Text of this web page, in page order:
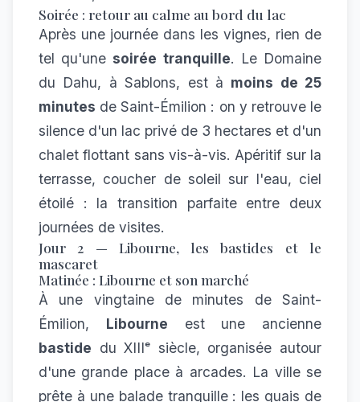
Soirée : retour au calme au bord du lac
Après une journée dans les vignes, rien de
tel qu'une soirée tranquille. Le Domaine
du Dahu, à Sablons, est à moins de 25
minutes de Saint-Émilion : on y retrouve le
silence d'un lac privé de 3 hectares et d'un
chalet flottant sans vis-à-vis. Apéritif sur la
terrasse, coucher de soleil sur l'eau, ciel
étoilé : la transition parfaite entre deux
journées de visites.
Jour 2 — Libourne, les bastides et le
mascaret
Matinée : Libourne et son marché
À une vingtaine de minutes de Saint-
Émilion, Libourne est une ancienne
bastide du XIIIᵉ siècle, organisée autour
d'une grande place à arcades. La ville se
prête à une balade tranquille : les quais de